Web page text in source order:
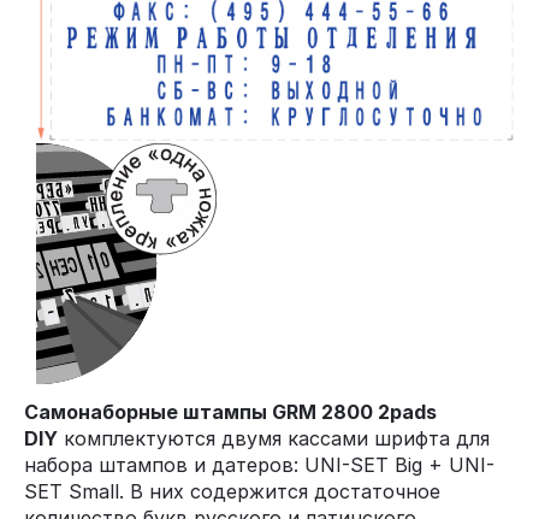
Cамонаборные штампы GRM 2800 2pads
DIY комплектуются двумя кассами шрифта для
набора штампов и датеров: UNI-SET Big + UNI-
SET Small. В них содержится достаточное